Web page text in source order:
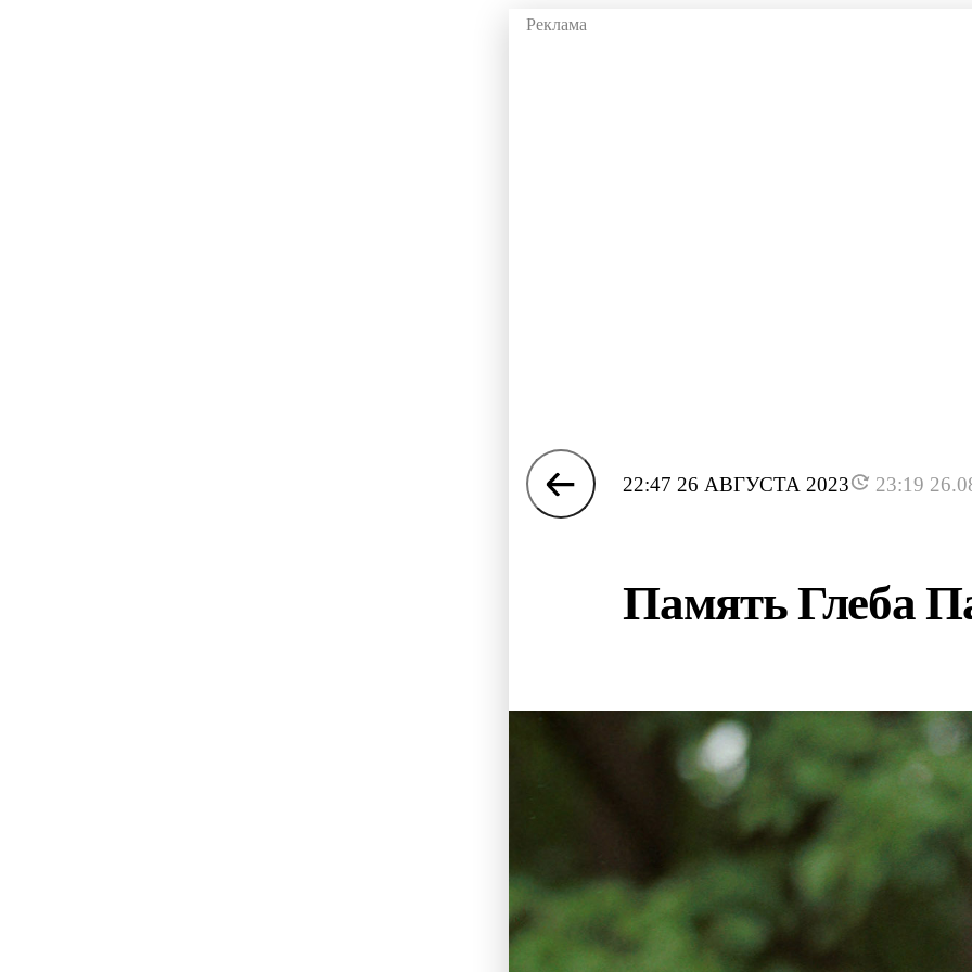
22:47 26 АВГУСТА 2023 23:19
Память Глеба